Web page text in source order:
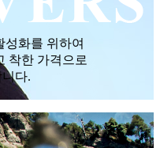
성화를 위하여
착한 가격으로
다.